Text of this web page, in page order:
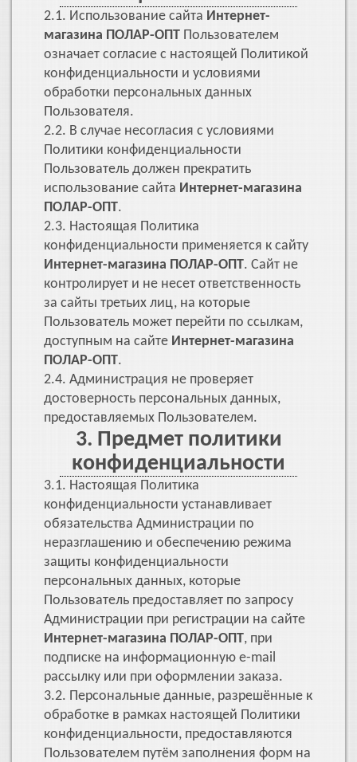
2.1. Использование сайта Интернет-
магазина ПОЛАР-ОПТ Пользователем
означает согласие с настоящей Политикой
конфиденциальности и условиями
обработки персональных данных
Пользователя.
2.2. В случае несогласия с условиями
Политики конфиденциальности
Пользователь должен прекратить
использование сайта Интернет-магазина
ПОЛАР-ОПТ.
2.3. Настоящая Политика
конфиденциальности применяется к сайту
Интернет-магазина ПОЛАР-ОПТ. Сайт не
контролирует и не несет ответственность
за сайты третьих лиц, на которые
Пользователь может перейти по ссылкам,
доступным на сайте Интернет-магазина
ПОЛАР-ОПТ.
2.4. Администрация не проверяет
достоверность персональных данных,
предоставляемых Пользователем.
3. Предмет политики
конфиденциальности
3.1. Настоящая Политика
конфиденциальности устанавливает
обязательства Администрации по
неразглашению и обеспечению режима
защиты конфиденциальности
персональных данных, которые
Пользователь предоставляет по запросу
Администрации при регистрации на сайте
Интернет-магазина ПОЛАР-ОПТ, при
подписке на информационную e-mail
рассылку или при оформлении заказа.
3.2. Персональные данные, разрешённые к
обработке в рамках настоящей Политики
конфиденциальности, предоставляются
Пользователем путём заполнения форм на